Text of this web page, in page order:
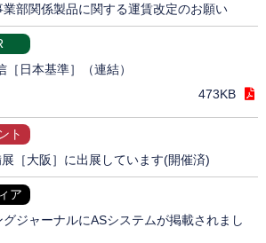
部関係製品に関する運賃改定のお願い
日本基準］（連結）
473KB
ト
［大阪］に出展しています(開催済)
ア
ジャーナルにASシステムが掲載されまし